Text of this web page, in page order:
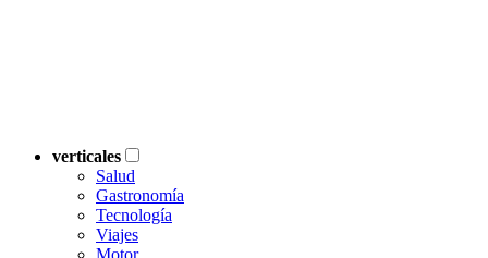
verticales
Salud
Gastronomía
Tecnología
Viajes